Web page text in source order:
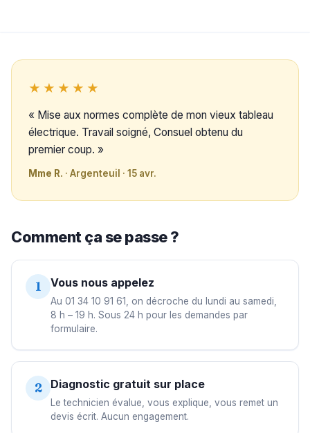
★★★★★
« Mise aux normes complète de mon vieux tableau
électrique. Travail soigné, Consuel obtenu du
premier coup. »
Mme R. · Argenteuil · 15 avr.
Comment ça se passe ?
1 Vous nous appelez
Au 01 34 10 91 61, on décroche du lundi au samedi,
8 h – 19 h. Sous 24 h pour les demandes par
formulaire.
2 Diagnostic gratuit sur place
Le technicien évalue, vous explique, vous remet un
devis écrit. Aucun engagement.